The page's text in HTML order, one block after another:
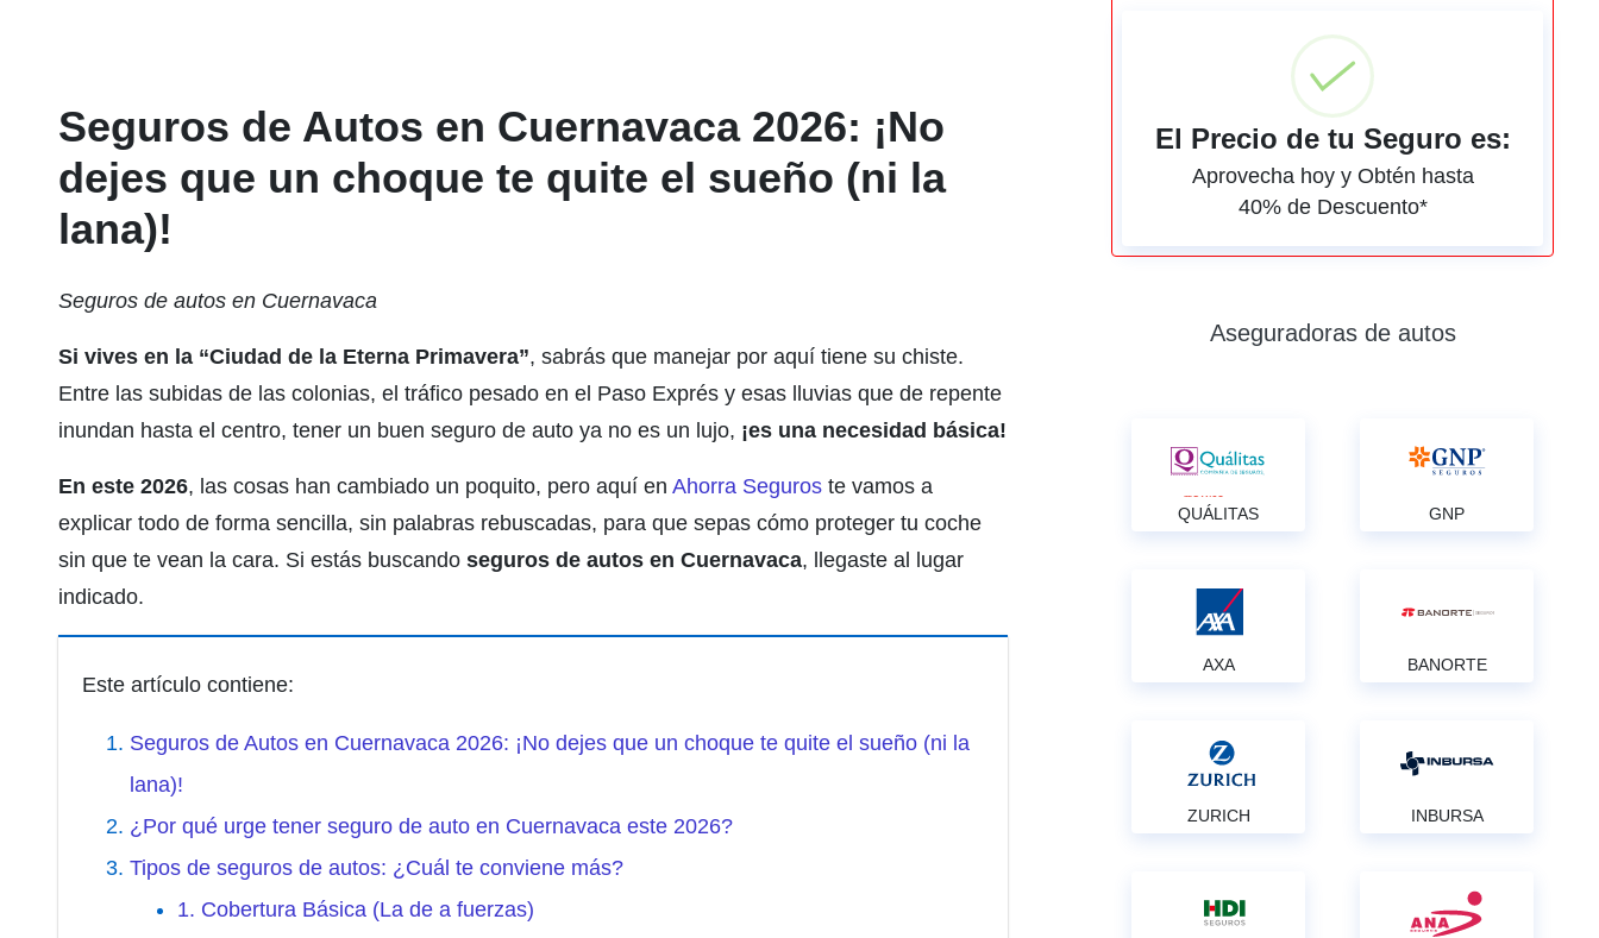
Seguros de Autos en Cuernavaca 2026: ¡No
dejes que un choque te quite el sueño (ni la
lana)!
Seguros de autos en Cuernavaca
Si vives en la “Ciudad de la Eterna Primavera”, sabrás que manejar por aquí tiene su chiste.
Entre las subidas de las colonias, el tráfico pesado en el Paso Exprés y esas lluvias que de repente
inundan hasta el centro, tener un buen seguro de auto ya no es un lujo, ¡es una necesidad básica!
En este 2026, las cosas han cambiado un poquito, pero aquí en Ahorra Seguros te vamos a
explicar todo de forma sencilla, sin palabras rebuscadas, para que sepas cómo proteger tu coche
sin que te vean la cara. Si estás buscando seguros de autos en Cuernavaca, llegaste al lugar
indicado.
Este artículo contiene:
Seguros de Autos en Cuernavaca 2026: ¡No dejes que un choque te quite el sueño (ni la
lana)!
¿Por qué urge tener seguro de auto en Cuernavaca este 2026?
Tipos de seguros de autos: ¿Cuál te conviene más?
1. Cobertura Básica (La de a fuerzas)
El Precio de tu Seguro es:
Aprovecha hoy y Obtén hasta
40% de Descuento*
Aseguradoras de autos
QUÁLITAS GNP
AXA BANORTE
ZURICH INBURSA